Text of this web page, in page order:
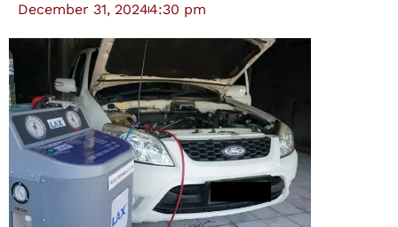
December 31, 20244:30 pm